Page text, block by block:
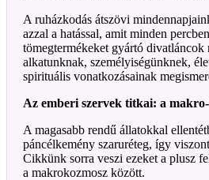
A ruházkodás átszövi
azzal a hatással, amit minden
tömegtermékeket gyártó divatláncok
alkatunknak, személyiségünknek,
spirituális vonatkozásainak
Az emberi szervek titkai: a
A magasabb rendű állatokkal
páncélkemény szaruréteg, így
Cikkünk sorra veszi ezeket a plusz
a makrokozmosz között.